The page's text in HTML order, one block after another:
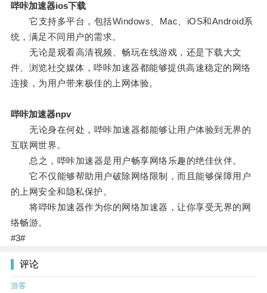
哔咔加速器ios下载
它支持多平台，包括Windows、Mac、iOS和Android系
统，满足不同用户的需求。
无论是观看高清视频、畅玩在线游戏，还是下载大文
件、浏览社交媒体，哔咔加速器都能够提供高速稳定的网络
连接，为用户带来极佳的上网体验。
哔咔加速器npv
无论身在何处，哔咔加速器都能够让用户体验到无界的
互联网世界。
总之，哔咔加速器是用户畅享网络乐趣的绝佳伙伴。
它不仅能够帮助用户破除网络限制，而且能够保障用户
的上网安全和隐私保护。
将哔咔加速器作为你的网络加速器，让你享受无界的网
络畅游。
#3#
评论
游客